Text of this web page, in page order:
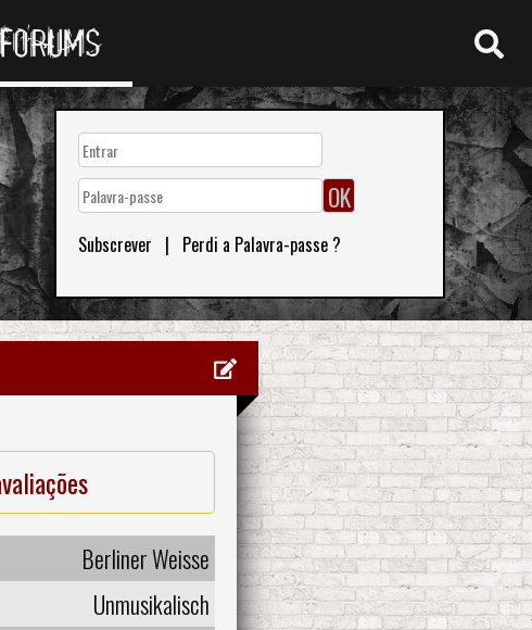
FORUMS
Subscrever | Perdi a Palavra-passe ?
Berliner Weisse
Unmusikalisch